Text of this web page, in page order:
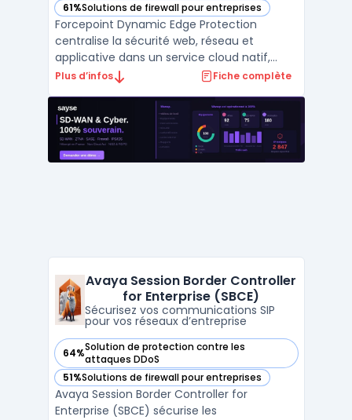
61%Solutions de firewall pour entreprises
— voir Forcepoint Dynamic Edge Protection dans cette
Forcepoint Dynamic Edge Protection
centralise la sécurité web, réseau et
applicative dans un service cloud natif,
sans nécessiter d’appliances locales. Cette
agences ayant des sites distants, des
réseaux Wi-Fi d’accueil ou des liens SASE
avec gestion centralisée ...
Plus d’infos Fiche complète
Avaya Session Border Controller
for Enterprise (SBCE)
Sécurisez vos communications SIP
pour vos réseaux d’entreprise
64%Solution de protection contre les
attaques DDoS
— voir Avaya Session Border Controller for Enterprise
51%Solutions de firewall pour entreprises
— voir Avaya Session Border Controller for Enterprise
Avaya Session Border Controller for
Enterprise (SBCE) sécurise les